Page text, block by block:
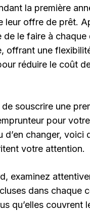
la première
leur offre de prêt.
de le faire à chaque
offrant une
réduire le coût
souscrire une
pour votre
d’en changer, voici
votre attention.
examinez
dans chaque
qu’elles couvrent